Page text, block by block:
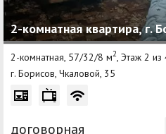
2-комнатная квартира, г.
2-комнатная, 57/32/8 м2 , Этаж 2
г. Борисов, Чкаловой, 35
договорная